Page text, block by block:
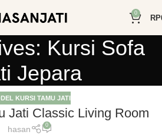
0
RP
Kursi Sofa
Jepara
KURSI TAMU JATI
Jati Classic Living Room
hasan 0